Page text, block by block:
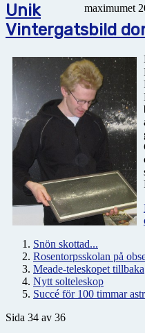
maximumet
Unik
Vintergatsbild
Snön skottad...
Rosentorpsskolan på
Meade-teleskopet tillbaka
Nytt solteleskop
Succé för 100 timmar
Sida 34 av 36